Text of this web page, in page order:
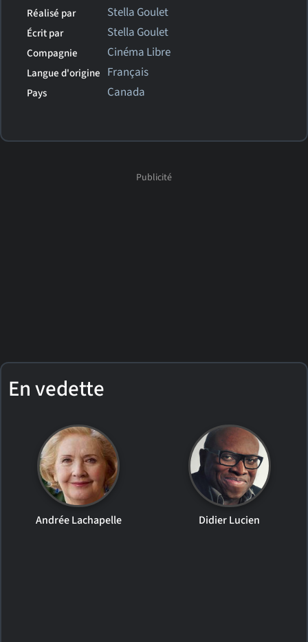
Réalisé par Stella Goulet
Écrit par Stella Goulet
Compagnie Cinéma Libre
Langue d'origine Français
Pays Canada
En vedette
Andrée Lachapelle Didier Lucien